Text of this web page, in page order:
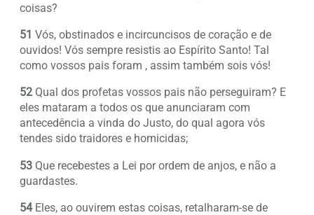
coisas?
51 Vós, obstinados e incircuncisos de coração e de
ouvidos! Vós sempre resistis ao Espírito Santo! Tal
como vossos pais foram , assim também sois vós!
52 Qual dos profetas vossos pais não perseguiram? E
eles mataram a todos os que anunciaram com
antecedência a vinda do Justo, do qual agora vós
tendes sido traidores e homicidas;
53 Que recebestes a Lei por ordem de anjos, e não a
guardastes.
54Eles, ao ouvirem estas coisas, retalharam-se de